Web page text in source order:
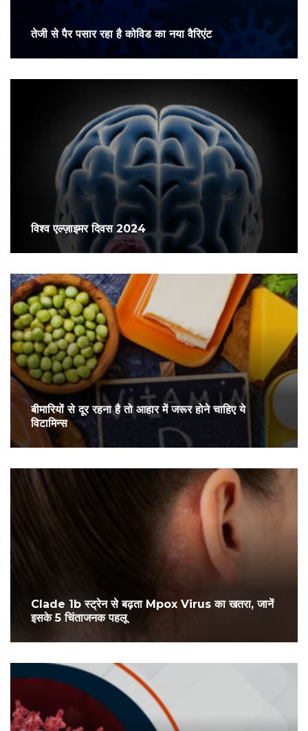
तेजी से पैर पसार रहा है कोविड का नया वैरिएंट
विश्व एल्ज़ाइमर दिवस 2024
बीमारियों से दूर रहना है तो आहार में जरूर होने चाहिए ये
विटामिन्स
Clade 1b स्ट्रेन से बढ़ता Mpox Virus का खतरा, जानें
इसके 5 चिंताजनक पहलू